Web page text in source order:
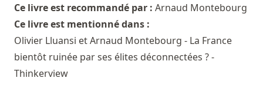
Ce livre est recommandé par : Arnaud Montebourg
Ce livre est mentionné dans :
Olivier Lluansi et Arnaud Montebourg - La France
bientôt ruinée par ses élites déconnectées ? -
Thinkerview